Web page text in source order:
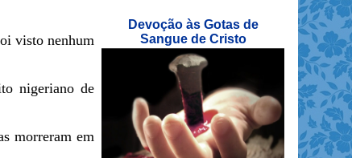
visto nenhum
nigeriano de
morreram em
Devoção às Gotas de
Sangue de Cristo